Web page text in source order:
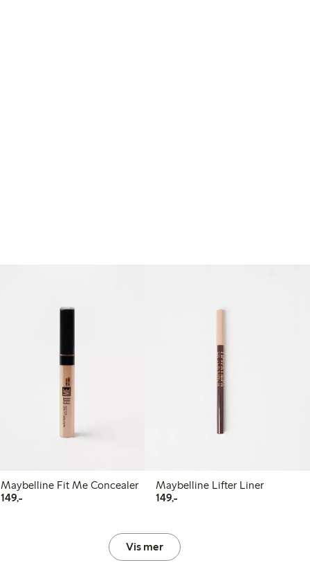
Maybelline Fit Me Concealer
149,-149,00 kr
Maybelline Lifter Liner
149,-149,00 kr
Vis mer